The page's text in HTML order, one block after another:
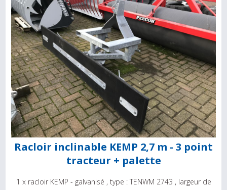
Racloir inclinable KEMP 2,7 m - 3 point
tracteur + palette
1 x racloir KEMP - galvanisé , type : TENWM 2743 , largeur de